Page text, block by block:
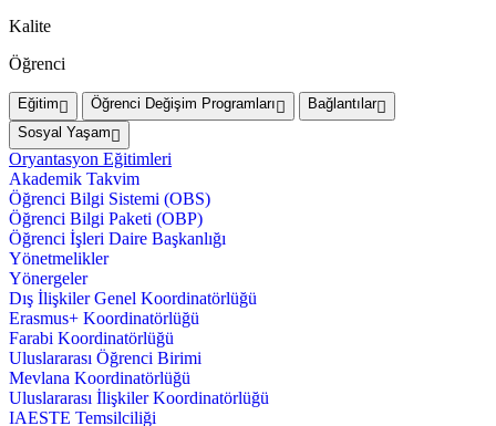
Kalite
Öğrenci
Eğitim Öğrenci Değişim Programları
Bağlantılar
Sosyal Yaşam
Oryantasyon Eğitimleri
Akademik Takvim
Öğrenci Bilgi Sistemi (OBS)
Öğrenci Bilgi Paketi (OBP)
Öğrenci İşleri Daire Başkanlığı
Yönetmelikler
Yönergeler
Dış İlişkiler Genel Koordinatörlüğü
Erasmus+ Koordinatörlüğü
Farabi Koordinatörlüğü
Uluslararası Öğrenci Birimi
Mevlana Koordinatörlüğü
Uluslararası İlişkiler Koordinatörlüğü
IAESTE Temsilciliği